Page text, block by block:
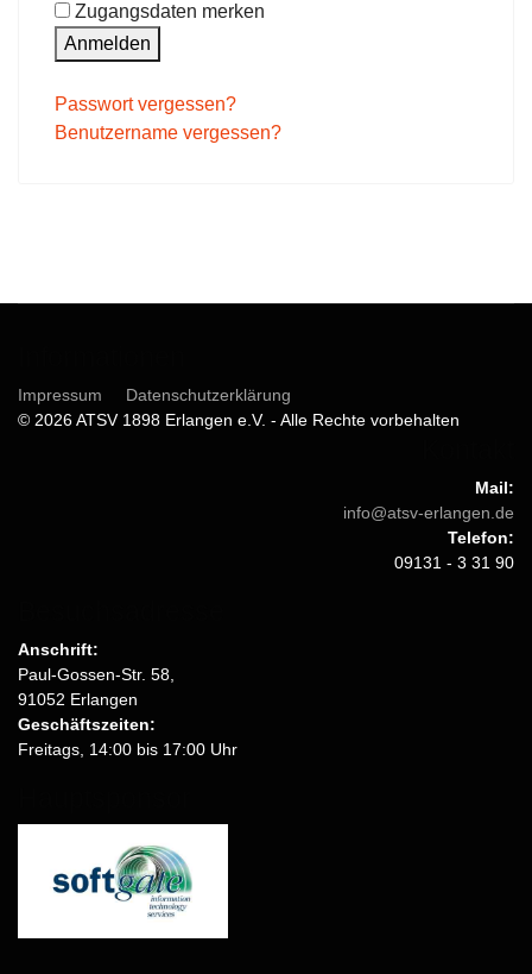
Zugangsdaten merken
Anmelden
Passwort vergessen?
Benutzername vergessen?
Impressum
Datenschutzerklärung
© 2026 ATSV 1898 Erlangen e.V. - Alle Rechte vorbehalten
Mail:
info@atsv-erlangen.de
Telefon:
09131 - 3 31 90
Anschrift:
Paul-Gossen-Str. 58,
91052 Erlangen
Geschäftszeiten:
Freitags, 14:00 bis 17:00 Uhr